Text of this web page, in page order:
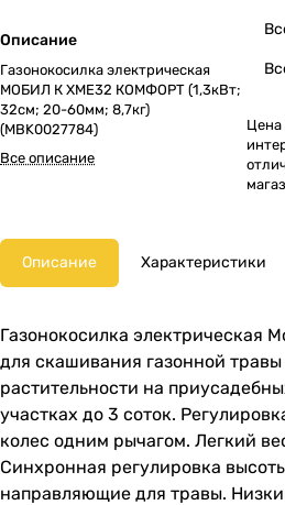
Описание
Газонокосилка электрическая
МОБИЛ К XME32 КОМФОРТ (1,3кВт;
32cм; 20-60мм; 8,7кг)
(MBK0027784)
Все описание
Цена
Описание Характеристики
Газонокосилка электрическая
для скашивания газонной
растительности на
участках до 3 соток.
колес одним рычагом. Легкий
Синхронная регулировка
направляющие для травы.